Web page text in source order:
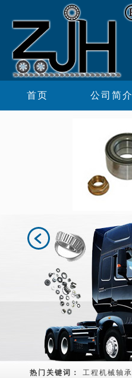
首页 公司简介
热门关键词： 工程机械轴承